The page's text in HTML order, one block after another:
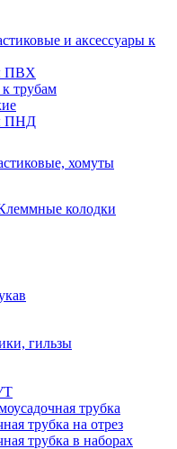
и аксессуары к
ПВХ
трубам
ПНД
хомуты
колодки
гильзы
трубка
трубка на отрез
трубка в наборах